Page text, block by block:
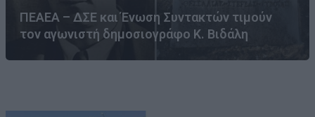
ΠΕΑΕΑ – ΔΣΕ και Ένωση Συντακτών τιμούν
τον αγωνιστή δημοσιογράφο Κ. Βιδάλη